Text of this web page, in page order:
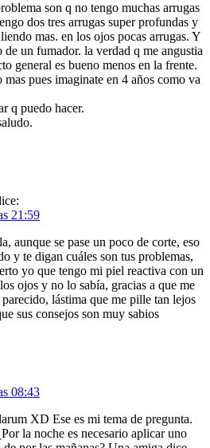
son q no tengo muchas arrugas
dos tres arrugas super profundas y
mas. en los ojos pocas arrugas. Y
un fumador. la verdad q me angustia
general es bueno menos en la frente.
pues imaginate en 4 años como va
q puedo hacer.
21:59
aunque se pase un poco de corte, eso
y te digan cuáles son tus problemas,
yo que tengo mi piel reactiva con un
ojos y no lo sabía, gracias a que me
lástima que me pille tan lejos
sus consejos son muy sabios
08:43
XD Ese es mi tema de pregunta.
la noche es necesario aplicar uno